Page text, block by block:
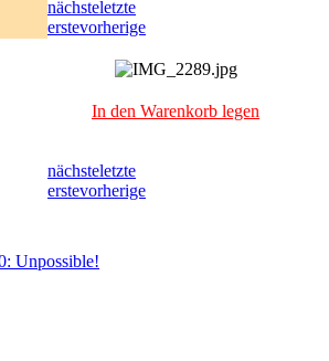
nächsteletzte
erstevorherige
In den Warenkorb legen
nächsteletzte
erstevorherige